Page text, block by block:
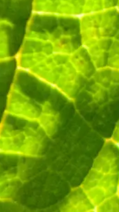
PERRIER 2025
DE BOISSONS
DE MOINS
DE MAJORITÉ
EXIGÉE AU
EN LIGNE CODE
L.3342-1
POUR LA SANTÉ, À